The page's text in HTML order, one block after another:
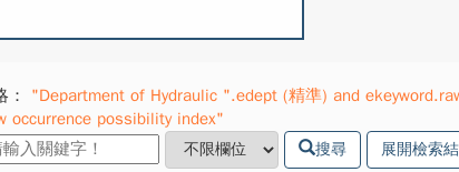
"Department of Hydraulic ".edept (精準) and
occurrence possibility index"
搜尋 展開檢索